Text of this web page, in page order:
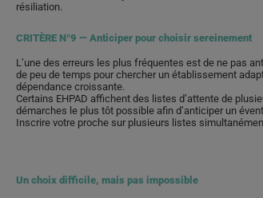
résiliation.
CRITÈRE N°9 — Anticiper pour choisir sereinement
L’une des erreurs les plus fréquentes est de ne pas
de peu de temps pour chercher un établissement
dépendance croissante.
Certains EHPAD affichent des listes d’attente de
démarches le plus tôt possible afin d’anticiper un
Inscrire votre proche sur plusieurs listes
Un choix difficile, mais pas impossible